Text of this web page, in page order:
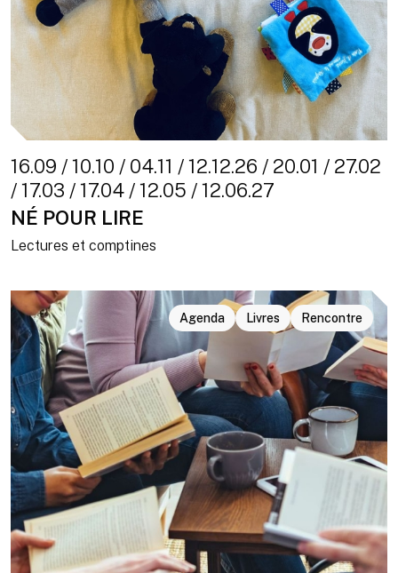
16.09 / 10.10 / 04.11 / 12.12.26 / 20.01 / 27.02
/ 17.03 / 17.04 / 12.05 / 12.06.27
NÉ POUR LIRE
Lectures et comptines
Agenda Livres Rencontre